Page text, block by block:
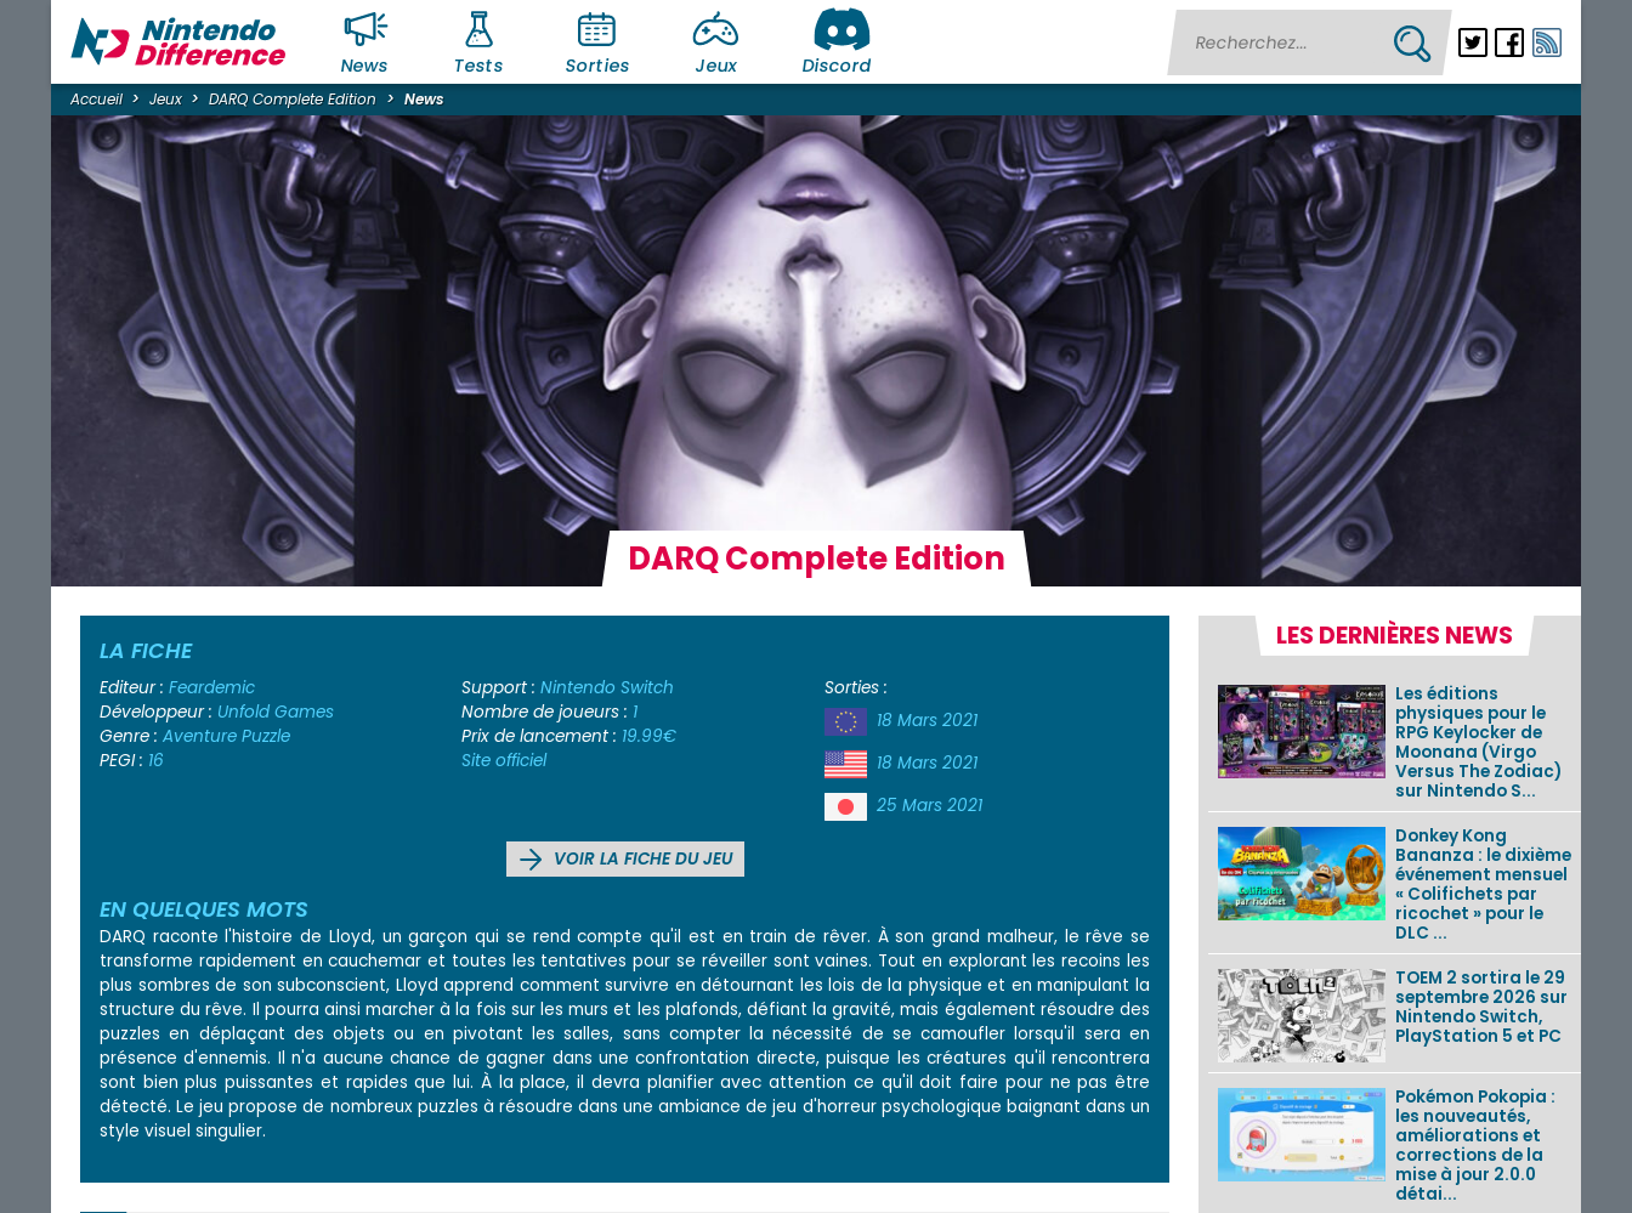
News Tests Sorties Jeux Discord
Accueil Jeux DARQ Complete Edition News
DARQ Complete Edition
LA FICHE
Editeur : Feardemic
Développeur : Unfold Games
Genre : Aventure Puzzle
PEGI : 16
Support :Nintendo Switch
Nombre de joueurs : 1
Prix de lancement : 19.99€
Site officiel
Sorties :
18 Mars 2021
18 Mars 2021
25 Mars 2021
VOIR LA FICHE DU JEU
EN QUELQUES MOTS
DARQ raconte l'histoire de Lloyd, un garçon qui se rend compte qu'il est en train de rêver. À son grand malheur, le rêve se
transforme rapidement en cauchemar et toutes les tentatives pour se réveiller sont vaines. Tout en explorant les recoins les
plus sombres de son subconscient, Lloyd apprend comment survivre en détournant les lois de la physique et en manipulant la
structure du rêve. Il pourra ainsi marcher à la fois sur les murs et les plafonds, défiant la gravité, mais également résoudre des
puzzles en déplaçant des objets ou en pivotant les salles, sans compter la nécessité de se camoufler lorsqu'il sera en
présence d'ennemis. Il n'a aucune chance de gagner dans une confrontation directe, puisque les créatures qu'il rencontrera
sont bien plus puissantes et rapides que lui. À la place, il devra planifier avec attention ce qu'il doit faire pour ne pas être
détecté. Le jeu propose de nombreux puzzles à résoudre dans une ambiance de jeu d'horreur psychologique baignant dans un
style visuel singulier.
LES DERNIÈRES NEWS
Les éditions
physiques pour le
RPG Keylocker de
Moonana (Virgo
Versus The Zodiac)
sur Nintendo S...
Donkey Kong
Bananza : le dixième
événement mensuel
« Colifichets par
ricochet » pour le
DLC ...
TOEM 2 sortira le 29
septembre 2026 sur
Nintendo Switch,
PlayStation 5 et PC
Pokémon Pokopia :
les nouveautés,
améliorations et
corrections de la
mise à jour 2.0.0
détai...